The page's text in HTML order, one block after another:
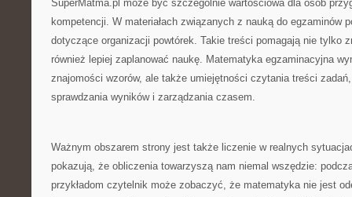
SuperMatma.pl może być szczególnie wartościowa dla osób
kompetencji. W materiałach związanych z nauką do egzaminów
dotyczące organizacji powtórek. Takie treści pomagają nie tylko
również lepiej zaplanować naukę. Matematyka egzaminacyjna
znajomości wzorów, ale także umiejętności czytania treści
sprawdzania wyników i zarządzania czasem.
Ważnym obszarem strony jest także liczenie w realnych
pokazują, że obliczenia towarzyszą nam niemal wszędzie:
przykładom czytelnik może zobaczyć, że matematyka nie jest